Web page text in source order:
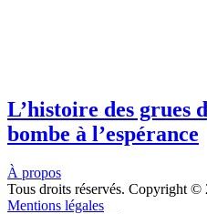
L’histoire des grues
bombe à l’espérance
À propos
Tous droits réservés. Copyright
Mentions légales